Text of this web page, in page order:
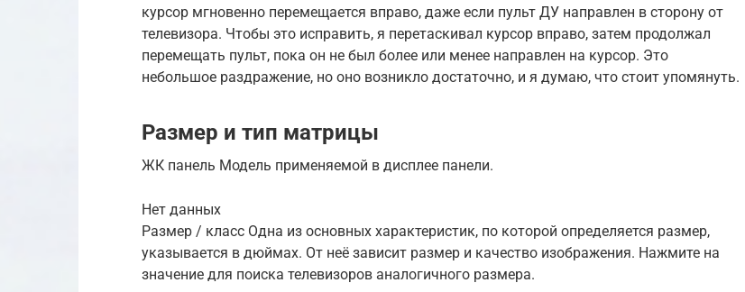
курсор мгновенно перемещается вправо, даже если пульт ДУ направлен в сторону от
телевизора. Чтобы это исправить, я перетаскивал курсор вправо, затем продолжал
перемещать пульт, пока он не был более или менее направлен на курсор. Это
небольшое раздражение, но оно возникло достаточно, и я думаю, что стоит упомянуть.
Размер и тип матрицы
ЖК панель Модель применяемой в дисплее панели.
Нет данных
Размер / класс Одна из основных характеристик, по которой определяется размер,
указывается в дюймах. От неё зависит размер и качество изображения. Нажмите на
значение для поиска телевизоров аналогичного размера.